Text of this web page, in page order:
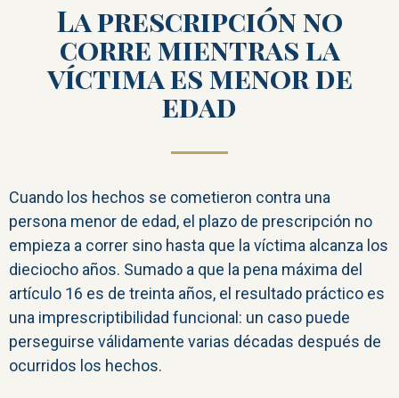
La prescripción no
corre mientras la
víctima es menor de
edad
Cuando los hechos se cometieron contra una
persona menor de edad, el plazo de prescripción no
empieza a correr sino hasta que la víctima alcanza los
dieciocho años. Sumado a que la pena máxima del
artículo 16 es de treinta años, el resultado práctico es
una imprescriptibilidad funcional: un caso puede
perseguirse válidamente varias décadas después de
ocurridos los hechos.